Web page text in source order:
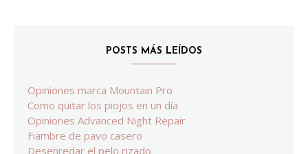
POSTS MÁS LEÍDOS
Opiniones marca Mountain Pro
Como quitar los piojos en un día
Opiniones Advanced Night Repair
Fiambre de pavo casero
Desenredar el pelo rizado